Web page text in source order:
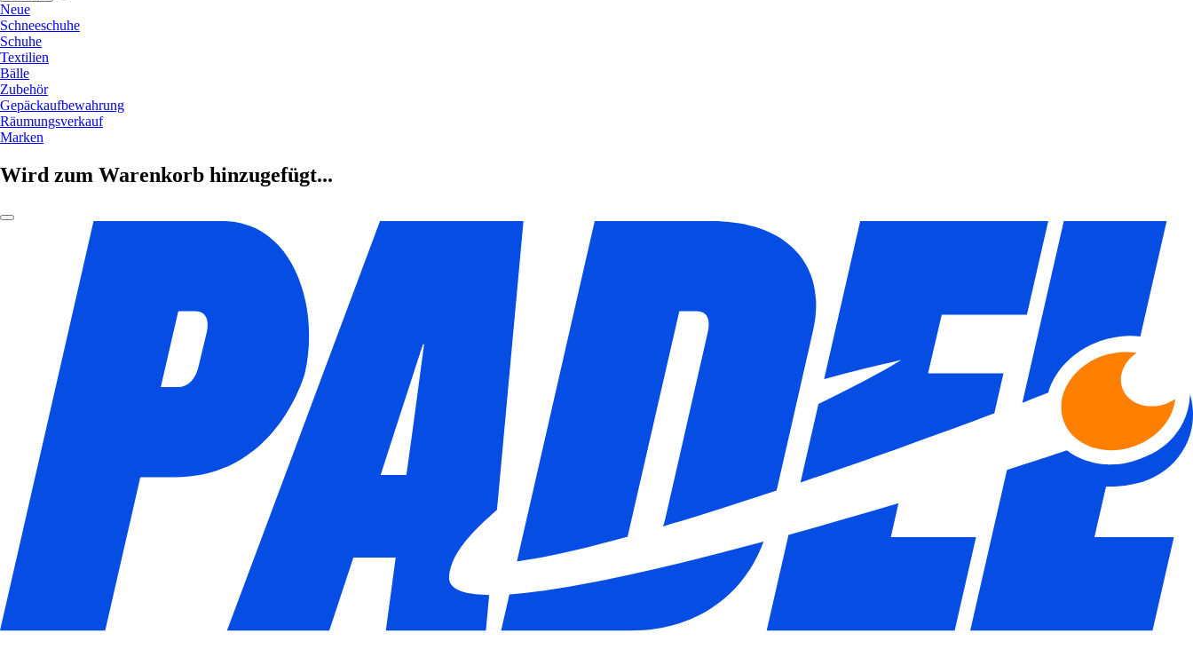
Neue
Schneeschuhe
Schuhe
Textilien
Bälle
Zubehör
Gepäckaufbewahrung
Räumungsverkauf
Marken
Wird zum Warenkorb hinzugefügt...